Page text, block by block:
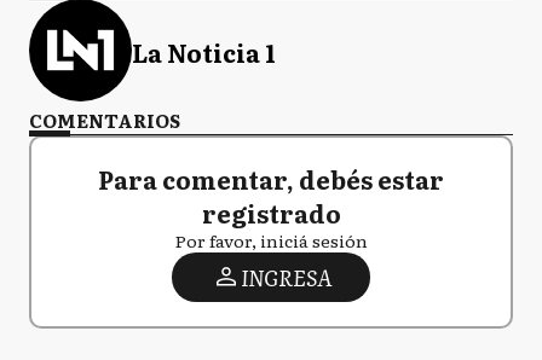
La Noticia 1
COMENTARIOS
Para comentar, debés estar
registrado
Por favor, iniciá sesión
INGRESA